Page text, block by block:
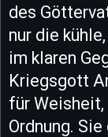
des
nur die
im klaren
Kriegsgott
für
Ordnung.